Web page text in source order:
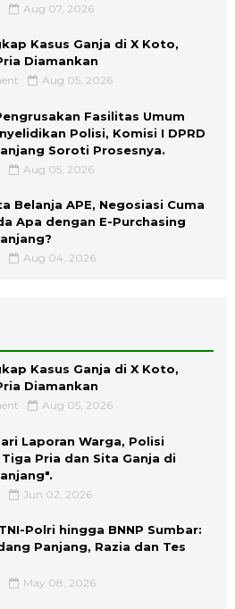
Aug 07, 2026
Kasus Ganja di X Koto,
Diamankan
Aug 05, 2026
Fasilitas Umum
Polisi, Komisi I DPRD
Soroti Prosesnya.
Aug 05, 2026
Belanja APE, Negosiasi Cuma
Apa dengan E-Purchasing
Aug 04, 2026
Kasus Ganja di X Koto,
Diamankan
Aug 05, 2026
Laporan Warga, Polisi
Pria dan Sita Ganja di
Jun 02, 2026
Polri hingga BNNP Sumbar:
Panjang, Razia dan Tes
May 08, 2026